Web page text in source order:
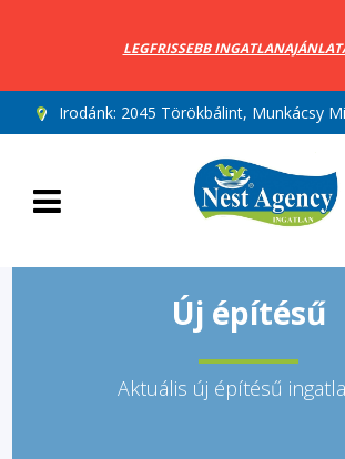
LEGFRISSEBB
Irodánk: 2045 Törökbálint, Munkácsy
Új építésű
Aktuális új építésű